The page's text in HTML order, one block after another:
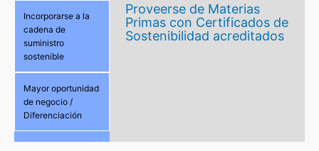
Incorporarse a la
cadena de
suministro
sostenible
Mayor oportunidad
de negocio /
Diferenciación
Proveerse de Materias
Primas con Certificados de
Sostenibilidad acreditados